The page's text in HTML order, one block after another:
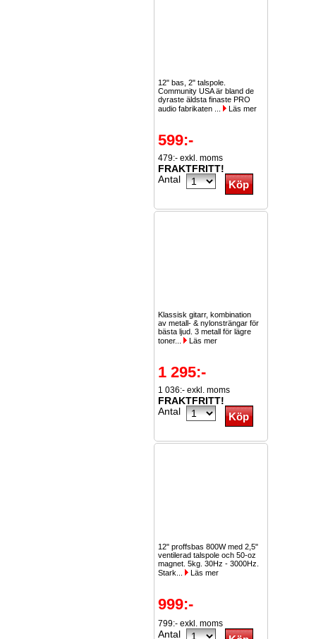
12" bas, 2" talspole.
Community USA är bland de
dyraste äldsta finaste PRO
audio fabrikaten ...
Läs mer
599:-
479:- exkl. moms
FRAKTFRITT!
Antal
Klassisk gitarr, kombination
av metall- & nylonsträngar för
bästa ljud. 3 metall för lägre
toner...
Läs mer
1 295:-
1 036:- exkl. moms
FRAKTFRITT!
Antal
12" proffsbas 800W med 2,5"
ventilerad talspole och 50-oz
magnet. 5kg. 30Hz - 3000Hz.
Stark...
Läs mer
999:-
799:- exkl. moms
Antal